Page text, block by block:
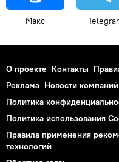
Макс
О проекте Контакты
Реклама Новости компаний
Политика
Политика использования
Правила применения
технологий